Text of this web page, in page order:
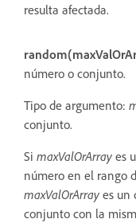
resulta afectada.
número o conjunto.
Tipo de argumento:
conjunto.
Si maxValOrArray es
número en el rango
maxValOrArray es un
conjunto con la